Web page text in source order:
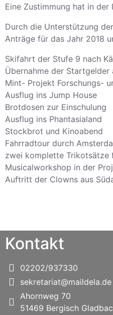
Eine Zustimmung hat in
Durch die Unterstützung
Anträge für das Jahr 2018
Skifahrt der Stufe 9 nach
Übernahme der
Mint- Projekt Forschungs-
Ausflug ins Jump House
Brotdosen zur Einschulung
Ausflug ins Phantasialand
Stockbrot und Kinoabend
Fahrradtour durch
zwei komplette Trikotsätze
Musicalworkshop in der
Auftritt der Clowns aus
Kontakt
02202/937330
sekretariat@maildela.de
Ahornweg 70
51469 Bergisch